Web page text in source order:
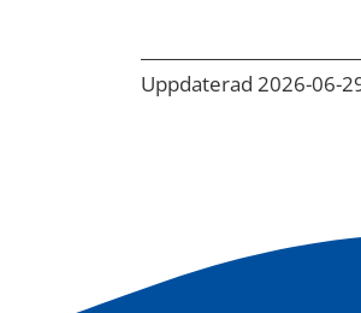
Uppdaterad 2026-06-